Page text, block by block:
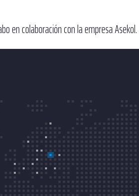
en colaboración con la empresa Asekol.